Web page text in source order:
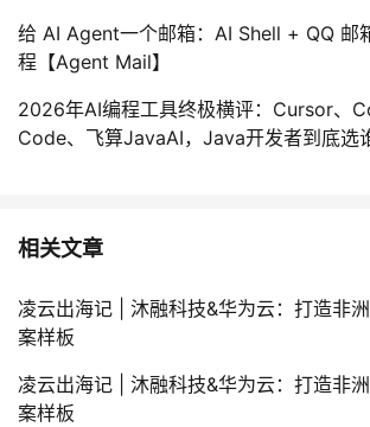
给 AI Agent一个邮箱：AI Shell + QQ 邮
程【Agent Mail】
2026年AI编程工具终极横评：Cursor、
Code、飞算JavaAI，Java开发者到底选
相关文章
凌云出海记 | 沐融科技&华为云：打造非
案样板
凌云出海记 | 沐融科技&华为云：打造非
案样板